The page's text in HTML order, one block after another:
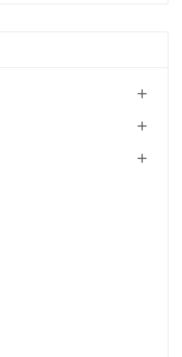


